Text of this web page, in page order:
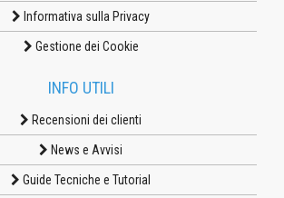
Informativa sulla Privacy
Gestione dei Cookie
INFO UTILI
Recensioni dei clienti
News e Avvisi
Guide Tecniche e Tutorial